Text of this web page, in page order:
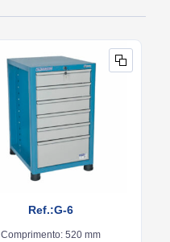
Ref.:G-6
Comprimento: 520 mm